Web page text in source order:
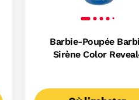
Barbie-Poupée
Sirène Color